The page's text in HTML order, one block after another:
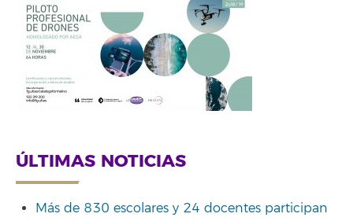
ÚLTIMAS NOTICIAS
Más de 830 escolares y 24 docentes participan